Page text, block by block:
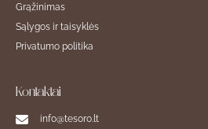
Grąžinimas
Sąlygos ir taisyklės
Privatumo politika
Kontaktai
info@tesoro.lt